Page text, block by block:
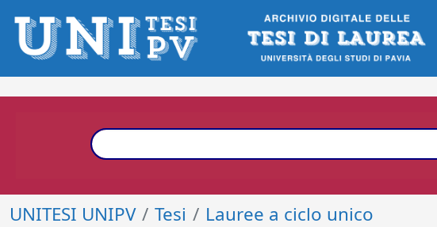
UNITESI UNIPV Tesi Lauree a ciclo unico